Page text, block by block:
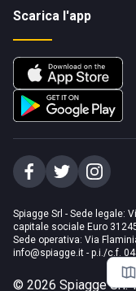
Scarica l'app
Spiagge Srl - Sede legale:
capitale sociale Euro
Sede operativa: Via
info@spiagge.it - p.i./c.f.
© 2026 Spiagge Srl.